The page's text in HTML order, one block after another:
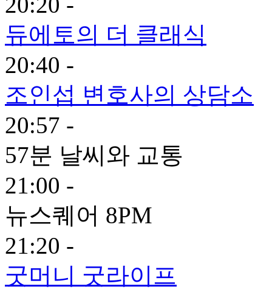
듀에토의 더 클래식
20:40 -
조인섭 변호사의 상담소
20:57 -
57분 날씨와 교통
21:00 -
뉴스퀘어 8PM
21:20 -
굿머니 굿라이프